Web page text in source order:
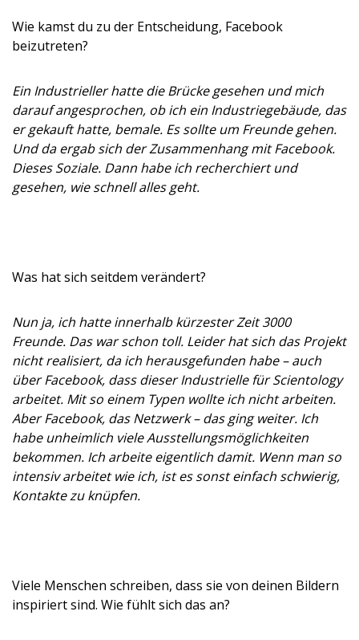
Wie kamst du zu der Entscheidung, Facebook
beizutreten?
Ein Industrieller hatte die Brücke gesehen und mich
darauf angesprochen, ob ich ein Industriegebäude, das
er gekauft hatte, bemale. Es sollte um Freunde gehen.
Und da ergab sich der Zusammenhang mit Facebook.
Dieses Soziale. Dann habe ich recherchiert und
gesehen, wie schnell alles geht.
Was hat sich seitdem verändert?
Nun ja, ich hatte innerhalb kürzester Zeit 3000
Freunde. Das war schon toll. Leider hat sich das Projekt
nicht realisiert, da ich herausgefunden habe – auch
über Facebook, dass dieser Industrielle für Scientology
arbeitet. Mit so einem Typen wollte ich nicht arbeiten.
Aber Facebook, das Netzwerk – das ging weiter. Ich
habe unheimlich viele Ausstellungsmöglichkeiten
bekommen. Ich arbeite eigentlich damit. Wenn man so
intensiv arbeitet wie ich, ist es sonst einfach schwierig,
Kontakte zu knüpfen.
Viele Menschen schreiben, dass sie von deinen Bildern
inspiriert sind. Wie fühlt sich das an?